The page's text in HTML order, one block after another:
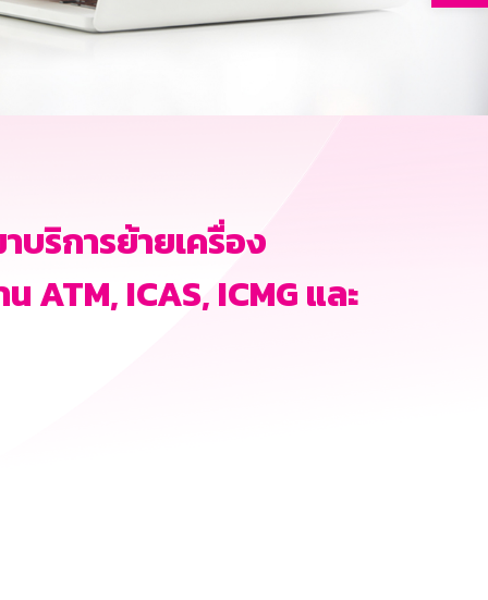
บริการย้ายเครื่อง
ICAS, ICMG และ